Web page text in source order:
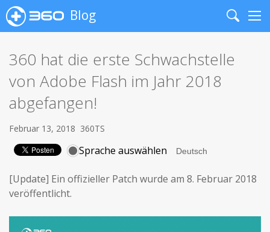
Blog
Search
360 hat die erste Schwachstelle
von Adobe Flash im Jahr 2018
abgefangen!
Februar 13, 2018 360TS
Sprache auswählen
[Update] Ein offizieller Patch wurde am 8. Februar 2018
veröffentlicht.